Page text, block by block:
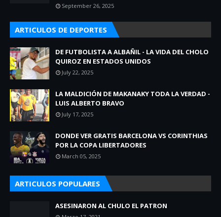
September 26, 2025
ARTICULOS DE DEPORTES
DE FUTBOLISTA A ALBAÑIL - LA VIDA DEL CHOLO
QUIROZ EN ESTADOS UNIDOS
July 22, 2025
LA MALDICIÓN DE MAKANAKY TODA LA VERDAD -
LUIS ALBERTO BRAVO
July 17, 2025
DONDE VER GRATIS BARCELONA VS CORINTHIAS
POR LA COPA LIBERTADORES
March 05, 2025
ARTICULOS POPULARES
ASESINARON AL CHULO EL PATRON